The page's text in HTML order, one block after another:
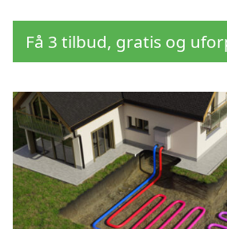
Få 3 tilbud, gratis og